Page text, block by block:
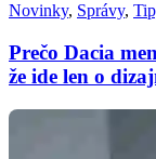
Novinky, Správy,
Prečo Dacia
že ide len o